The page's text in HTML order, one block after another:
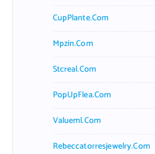
CupPlante.com
Mpzin.com
Stcreal.com
PopUpFlea.com
Valueml.com
Rebeccatorresjewelry.com